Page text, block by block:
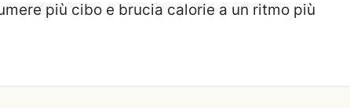
più cibo e brucia calorie a un ritmo più